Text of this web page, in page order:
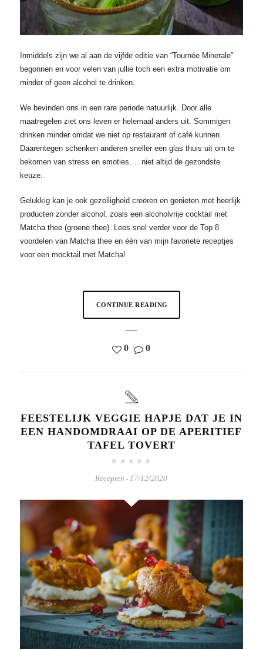
Inmiddels zijn we al aan de vijfde editie van “Tournée Minerale”
begonnen en voor velen van jullie toch een extra motivatie om
minder of geen alcohol te drinken.
We bevinden ons in een rare periode natuurlijk. Door alle
maatregelen ziet ons leven er helemaal anders uit. Sommigen
drinken minder omdat we niet op restaurant of café kunnen.
Daarentegen schenken anderen sneller een glas thuis uit om te
bekomen van stress en emoties…. niet altijd de gezondste
keuze.
Gelukkig kan je ook gezelligheid creëren en genieten met heerlijk
producten zonder alcohol, zoals een alcoholvrije cocktail met
Matcha thee (groene thee). Lees snel verder voor de Top 8
voordelen van Matcha thee en één van mijn favoriete receptjes
voor een mocktail met Matcha!
CONTINUE READING
0 0
FEESTELIJK VEGGIE HAPJE DAT JE IN
EEN HANDOMDRAAI OP DE APERITIEF
TAFEL TOVERT
Recepten - 17/12/2020